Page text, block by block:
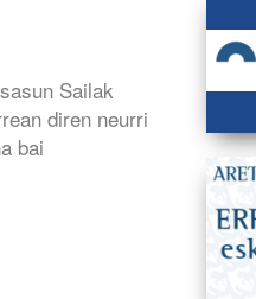
Sailak
diren neurri
bai